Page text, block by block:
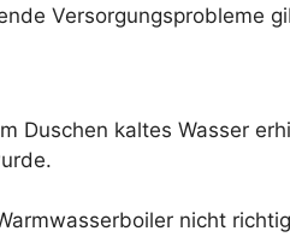
Versorgungsprobleme
Duschen kaltes Wasser
nicht